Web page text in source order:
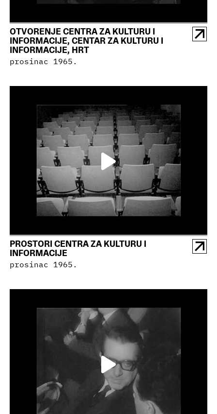
OTVORENJE CENTRA ZA KULTURU I
INFORMACIJE, CENTAR ZA KULTURU I
INFORMACIJE, HRT
prosinac 1965.
PROSTORI CENTRA ZA KULTURU I
INFORMACIJE
prosinac 1965.